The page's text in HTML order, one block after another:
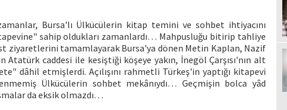
Bursa'lı Ülkücülerin kitap temini ve sohbet ihtiyacını
sahip oldukları zamanlardı… Mahpusluğu bitirip tahliye
ziyaretlerini tamamlayarak Bursa'ya dönen Metin Kaplan, Nazif
caddesi ile kesiştiği köşeye yakın, İnegöl Çarşısı'nın alt
dâhil etmişlerdi. Açılışını rahmetli Türkeş'in yaptığı kitapevi
Ülkücülerin sohbet mekânıydı… Geçmişin bolca yâd
da eksik olmazdı…